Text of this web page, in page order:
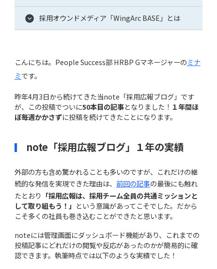
Copyright© WingArc1st Inc. All Rights Reserved.
採用オウンドメディア「WingArc BASE」とは
こんにちは。People Success部 HRBP Gマネージャーのミナ
ミです。
昨年4月3日から続けてきた当note「採用広報ブログ」です
が、この投稿でついに50本目の記事となりました！ １年間ほ
ぼ毎週かかさずに投稿を続けてきたことになります。
note「採用広報ブログ」１年の実績
外部の方も含め驚かれることも多いのですが、これだけの継
続的な発信を実現できた理由は、 前回の記事の最後にも触れ
たとおり 「採用広報は、採用チーム全員の共通ミッションと
して取り組もう！」 という意識があってこそでした。だから
こそ多くの社員も巻き込むことができたと思います。
noteには管理画面にダッシュボード機能があり、これまでの
投稿記事にどれだけの閲覧や反応があったのかが簡易的に確
認できます。執筆時点では以下のような実績でした！